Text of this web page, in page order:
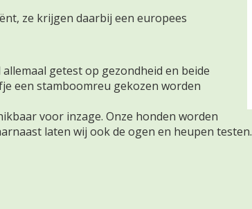
ze krijgen daarbij een europees
getest op gezondheid en beide
een stamboomreu gekozen worden
voor inzage. Onze honden worden
laten wij ook de ogen en heupen testen.